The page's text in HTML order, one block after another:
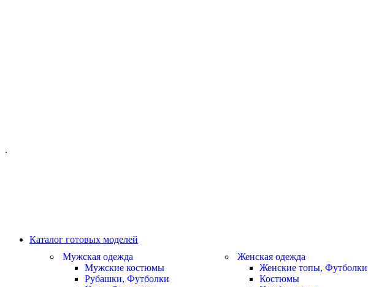
.
Каталог готовых моделей
Мужская одежда
Мужские костюмы
Рубашки, Футболки
Женская одежда
Женские топы, Футболки
Костюмы